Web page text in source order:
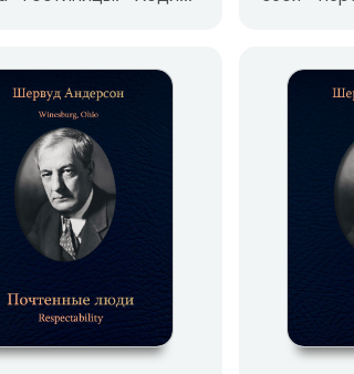
мыслях, к которым
их жизнь в этом
лукавит
своего
она
парень
простить
для
же